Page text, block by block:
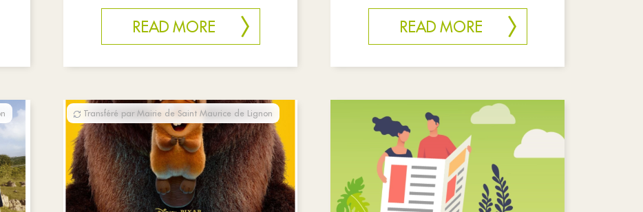
READ MORE READ MORE
Transféré par Mairie de Saint Maurice de Lignon